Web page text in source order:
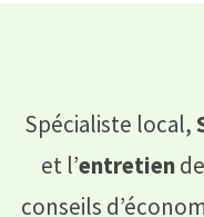
Spécialiste local,
et l’entretiende
conseils